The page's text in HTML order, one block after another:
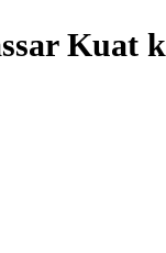
Kuat